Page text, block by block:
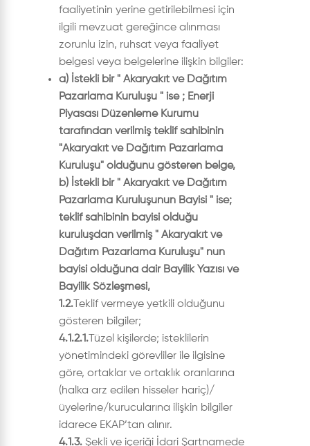
faaliyetinin yerine getirilebilmesi için
ilgili mevzuat gereğince alınması
zorunlu izin, ruhsat veya faaliyet
belgesi veya belgelerine ilişkin bilgiler:
a) İstekli bir " Akaryakıt ve Dağıtım
Pazarlama Kuruluşu " ise ; Enerji
Piyasası Düzenleme Kurumu
tarafından verilmiş teklif sahibinin
"Akaryakıt ve Dağıtım Pazarlama
Kuruluşu" olduğunu gösteren belge,
b) İstekli bir " Akaryakıt ve Dağıtım
Pazarlama Kuruluşunun Bayisi " ise;
teklif sahibinin bayisi olduğu
kuruluşdan verilmiş " Akaryakıt ve
Dağıtım Pazarlama Kuruluşu" nun
bayisi olduğuna dair Bayilik Yazısı ve
Bayilik Sözleşmesi,
1.2. Teklif vermeye yetkili olduğunu
gösteren bilgiler;
4.1.2.1. Tüzel kişilerde; isteklilerin
yönetimindeki görevliler ile ilgisine
göre, ortaklar ve ortaklık oranlarına
(halka arz edilen hisseler hariç)/
üyelerine/kurucularına ilişkin bilgiler
idarece EKAP’tan alınır.
4.1.3. Şekli ve içeriği İdari Şartnamede